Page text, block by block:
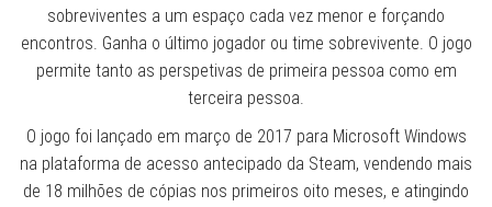
sobreviventes a um espaço cada vez menor e forçando
encontros. Ganha o último jogador ou time sobrevivente. O jogo
permite tanto as perspetivas de primeira pessoa como em
terceira pessoa.
O jogo foi lançado em março de 2017 para Microsoft Windows
na plataforma de acesso antecipado da Steam, vendendo mais
de 18 milhões de cópias nos primeiros oito meses, e atingindo